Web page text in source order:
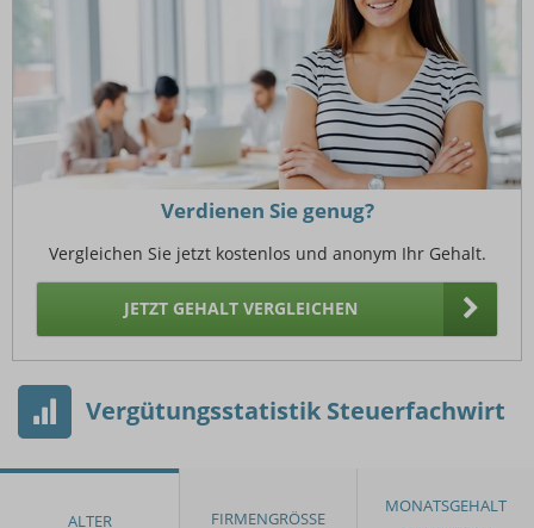
Verdienen Sie genug?
Vergleichen Sie jetzt kostenlos und anonym Ihr Gehalt.
JETZT GEHALT VERGLEICHEN
Vergütungsstatistik Steuerfachwirt